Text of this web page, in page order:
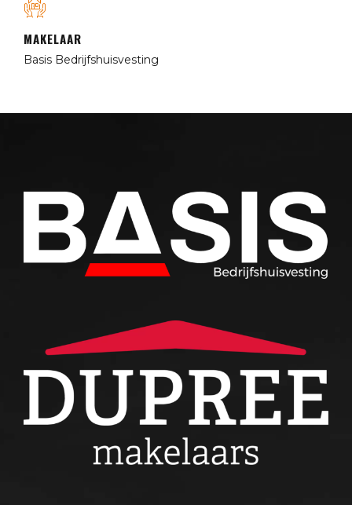
MAKELAAR
Basis Bedrijfshuisvesting